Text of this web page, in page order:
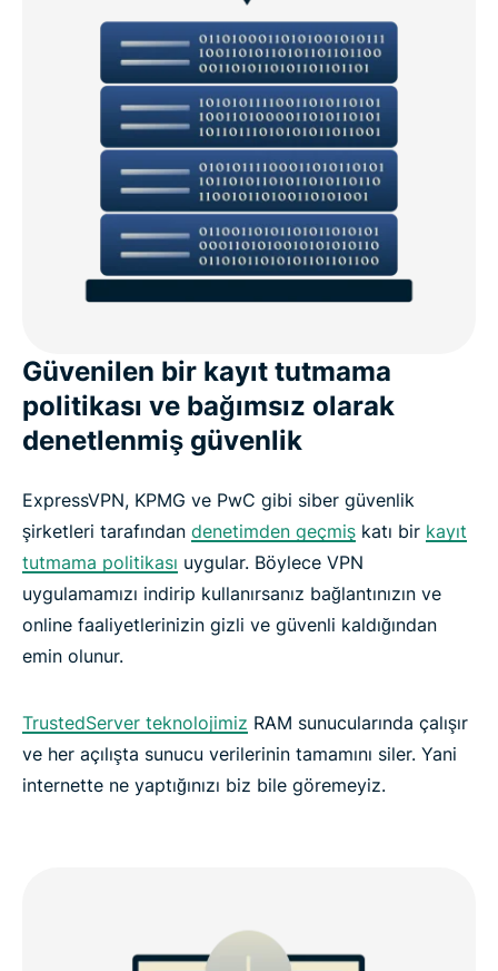
Güvenilen bir kayıt tutmama
politikası ve bağımsız olarak
denetlenmiş güvenlik
ExpressVPN, KPMG ve PwC gibi siber güvenlik
şirketleri tarafından denetimden geçmiş katı bir kayıt
tutmama politikası uygular. Böylece VPN
uygulamamızı indirip kullanırsanız bağlantınızın ve
online faaliyetlerinizin gizli ve güvenli kaldığından
emin olunur.
TrustedServer teknolojimiz RAM sunucularında çalışır
ve her açılışta sunucu verilerinin tamamını siler. Yani
internette ne yaptığınızı biz bile göremeyiz.